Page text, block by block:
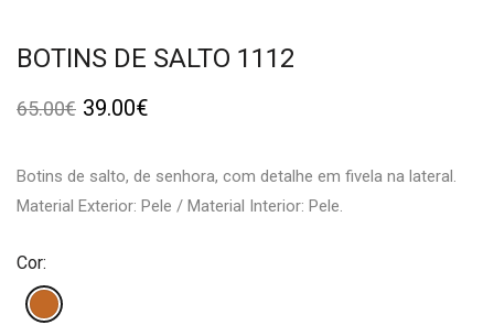
BOTINS DE SALTO 1112
65.00€ 39.00€
Botins de salto, de senhora, com detalhe em fivela na lateral.
Material Exterior: Pele / Material Interior: Pele.
Cor: